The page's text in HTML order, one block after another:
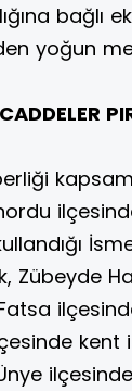
bağlı
yoğun
Zübeyde
kent